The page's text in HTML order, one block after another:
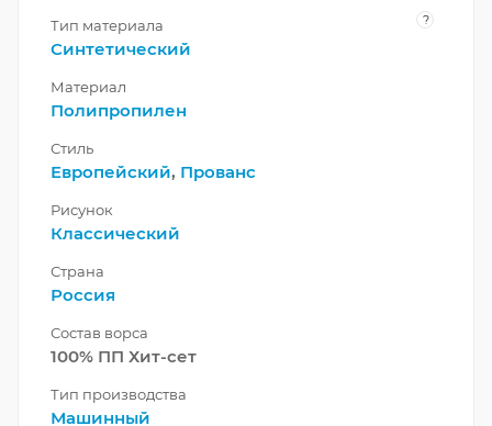
Тип материала ?
Синтетический
Материал
Полипропилен
Стиль
Европейский, Прованс
Рисунок
Классический
Страна
Россия
Состав ворса
100% ПП Хит-сет
Тип производства
Машинный